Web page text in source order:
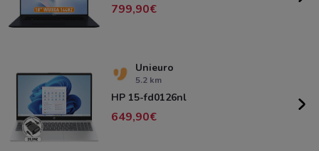
799,90
Unieuro
5.2 km
HP 15-fd0126nl
649,90